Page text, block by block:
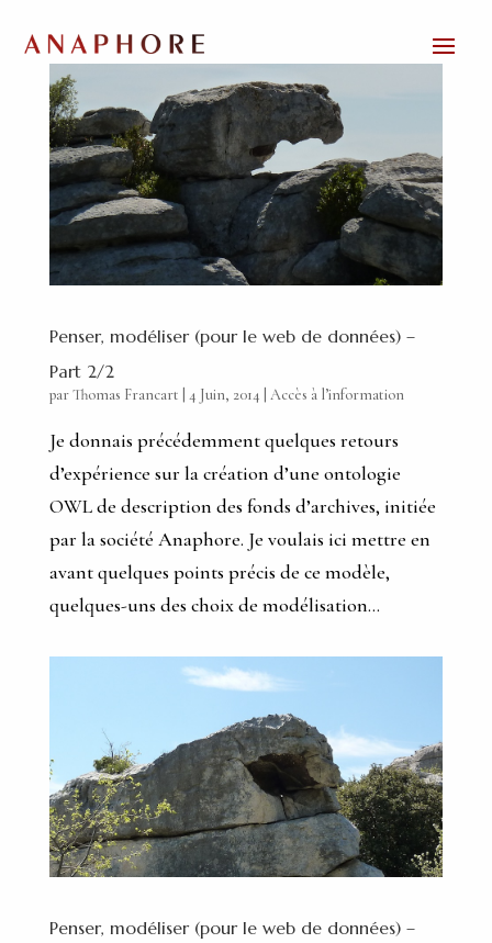
Penser, modéliser (pour le web de données) –
Part 2/2
parThomas Francart 4 Juin, 2014 Accès à l’information
Je donnais précédemment quelques retours
d’expérience sur la création d’une ontologie
OWL de description des fonds d’archives, initiée
par la société Anaphore. Je voulais ici mettre en
avant quelques points précis de ce modèle,
quelques-uns des choix de modélisation...
Penser, modéliser (pour le web de données) –